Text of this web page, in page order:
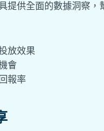
提供全面的數據洞察
放效果
會
報率